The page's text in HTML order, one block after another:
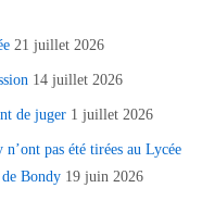
21 juillet 2026
14 juillet 2026
de juger 1 juillet 2026
pas été tirées au Lycée
Bondy 19 juin 2026